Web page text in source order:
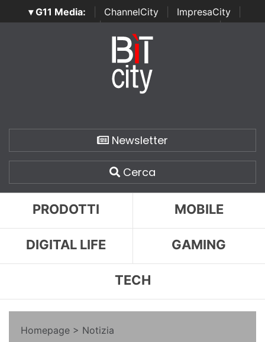
▾ G11 Media: ChannelCity ImpresaCity
SecurityOpenLab | Italian Channel Awards | Italian
Italian Security Awards
Newsletter
Cerca
PRODOTTI MOBILE
DIGITAL LIFE GAMING
TECH
Homepage > Notizia